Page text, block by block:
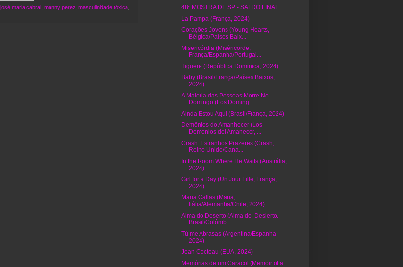
josé maria cabral manny perez masculinidade tóxica
48ª MOSTRA DE SP - SALDO FINAL
La Pampa (França, 2024)
Corações Jovens (Young Hearts,
Bélgica/Países Baix...
Misericórdia (Miséricorde,
França/Espanha/Portugal...
Tiguere (República Dominica, 2024)
Baby (Brasil/França/Países Baixos,
2024)
A Maioria das Pessoas Morre No
Domingo (Los Doming...
Ainda Estou Aqui (Brasil/França, 2024)
Demônios do Amanhecer (Los
Demonios del Amanecer, ...
Crash: Estranhos Prazeres (Crash,
Reino Unido/Cana...
In the Room Where He Waits (Austrália,
2024)
Girl for a Day (Un Jour Fille, França,
2024)
Maria Callas (Maria,
Itália/Alemanha/Chile, 2024)
Alma do Deserto (Alma del Desierto,
Brasil/Colômbi...
Tú me Abrasas (Argentina/Espanha,
2024)
Jean Cocteau (EUA, 2024)
Memórias de um Caracol (Memoir of a